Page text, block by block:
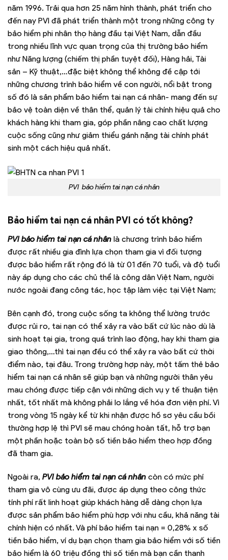
năm 1996. Trải qua hơn 25 năm hình thành, phát triển cho
đến nay PVI đã phát triển thành một trong những công ty
bảo hiểm phi nhân thọ hàng đầu tại Việt Nam, dẫn đầu
trong nhiều lĩnh vực quan trọng của thị trường bảo hiểm
như Năng lượng (chiếm thị phần tuyệt đối), Hàng hải, Tài
sản – Kỹ thuật,…đặc biệt không thể không đề cập tới
những chương trình bảo hiểm về con người, nổi bật trong
số đó là sản phẩm bảo hiểm tai nạn cá nhân- mang đến sự
bảo vệ toàn diện về thân thể, quản lý tài chính hiệu quả cho
khách hàng khi tham gia, góp phần nâng cao chất lượng
cuộc sống cũng như giảm thiểu gánh nặng tài chính phát
sinh một cách hiệu quả nhất.
PVI bảo hiểm tai nạn cá nhân
Bảo hiểm tai nạn cá nhân PVI có tốt không?
PVI bảo hiểm tai nạn cá nhân là chương trình bảo hiểm
được rất nhiều gia đình lựa chọn tham gia vì đối tượng
được bảo hiểm rất rộng đó là từ 01 đến 70 tuổi, và độ tuổi
này áp dụng cho các chủ thể là công dân Việt Nam, người
nước ngoài đang công tác, học tập làm việc tại Việt Nam;
Bên cạnh đó, trong cuộc sống ta không thể lường trước
được rủi ro, tai nạn có thể xảy ra vào bất cứ lúc nào dù là
sinh hoạt tại gia, trong quá trình lao động, hay khi tham gia
giao thông,…thì tai nạn đều có thể xảy ra vào bất cứ thời
điểm nào, tại đâu. Trong trường hợp này, một tấm thẻ bảo
hiểm tai nạn cá nhân sẽ giúp bạn và những người thân yêu
mau chóng được tiếp cận với những dịch vụ y tế thuận tiện
nhất, tốt nhất mà không phải lo lắng về hóa đơn viện phí. Vì
trong vòng 15 ngày kể từ khi nhận được hồ sơ yêu cầu bồi
thường hợp lệ thì PVI sẽ mau chóng hoàn tất, hỗ trợ bạn
một phần hoặc toàn bộ số tiền bảo hiểm theo hợp đồng
đã tham gia.
Ngoài ra, PVI bảo hiểm tai nạn cá nhân còn có mức phí
tham gia vô cùng ưu đãi, được áp dụng theo công thức
tính phí rất linh hoạt giúp khách hàng dễ dàng chọn lựa
được sản phẩm bảo hiểm phù hợp với nhu cầu, khả năng tài
chính hiện có nhất. Và phí bảo hiểm tai nạn = 0,28% x số
tiền bảo hiểm, ví dụ bạn chọn tham gia bảo hiểm với số tiền
bảo hiểm là 60 triệu đồng thì số tiền mà bạn cần thanh